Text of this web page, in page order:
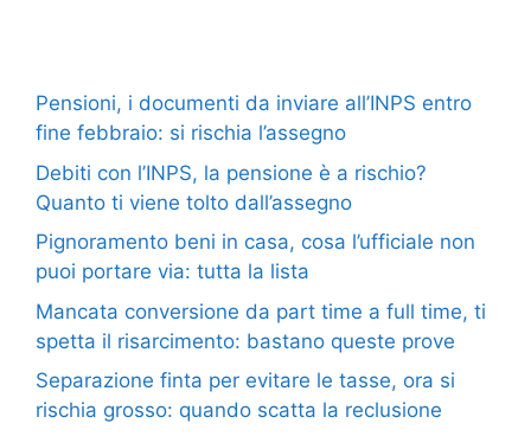
Pensioni, i documenti da inviare all’INPS entro
fine febbraio: si rischia l’assegno
Debiti con l’INPS, la pensione è a rischio?
Quanto ti viene tolto dall’assegno
Pignoramento beni in casa, cosa l’ufficiale non
puoi portare via: tutta la lista
Mancata conversione da part time a full time, ti
spetta il risarcimento: bastano queste prove
Separazione finta per evitare le tasse, ora si
rischia grosso: quando scatta la reclusione